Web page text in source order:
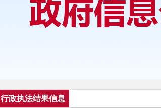
行政执法结果信息